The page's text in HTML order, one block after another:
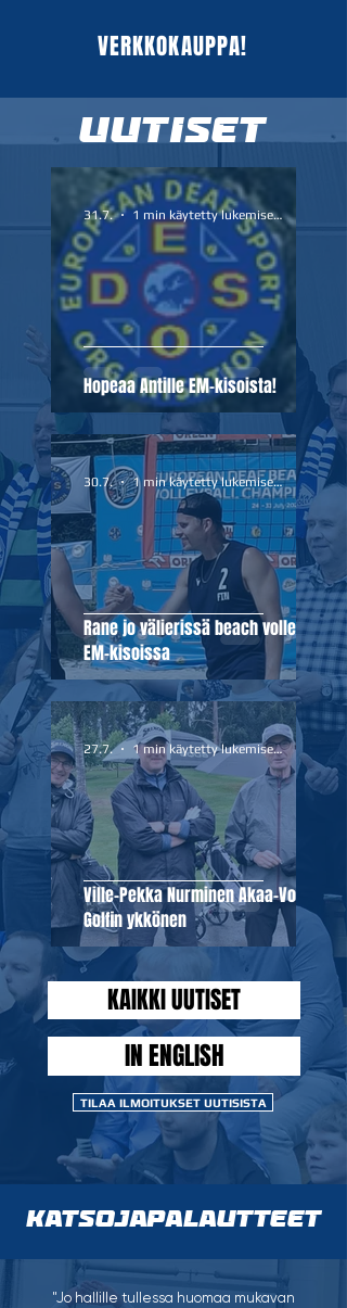
VERKKOKAUPPA!
UUTISET
Hopeaa Antille EM-kisoista!
31.7. 1 min käytetty lukemiseen
Rane jo välierissä beach volleyn
EM-kisoissa
30.7. 1 min käytetty lukemiseen
Ville-Pekka Nurminen Akaa-Volley
Golfin ykkönen
27.7. 1 min käytetty lukemiseen
KAIKKI UUTISET
IN ENGLISH
TILAA ILMOITUKSET UUTISISTA
KATSOJAPALAUTTEET
"Jo hallille tullessa huomaa mukavan